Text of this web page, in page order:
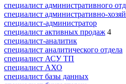
специалист административного
специалист административно-
специалист-администратор
специалист активных продаж 4
специалист-аналитик
специалист аналитического отдела
специалист АСУ ТП
специалист АХО
специалист базы данных